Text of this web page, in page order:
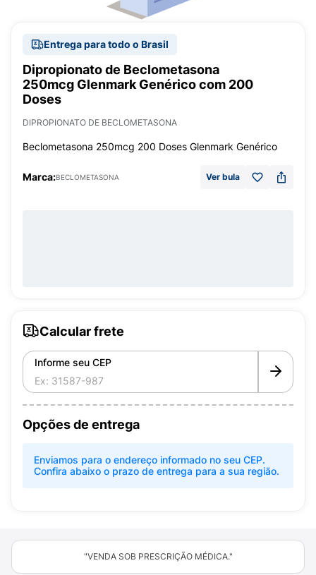
Entrega para todo o Brasil
Dipropionato de Beclometasona
250mcg Glenmark Genérico com 200
Doses
DIPROPIONATO DE BECLOMETASONA
Beclometasona 250mcg 200 Doses Glenmark Genérico
Marca:BECLOMETASONA Ver bula
Calcular frete
Informe seu CEP
Opções de entrega
Enviamos para o endereço informado no seu CEP.
Confira abaixo o prazo de entrega para a sua região.
"VENDA SOB PRESCRIÇÃO MÉDICA."